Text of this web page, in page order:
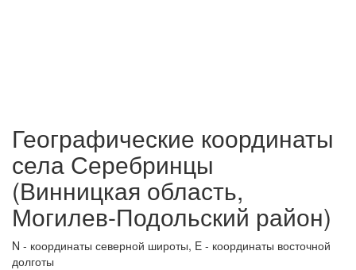
Географические координаты
села Серебринцы
(Винницкая область,
Могилев-Подольский район)
N - координаты северной широты, E - координаты восточной
долготы